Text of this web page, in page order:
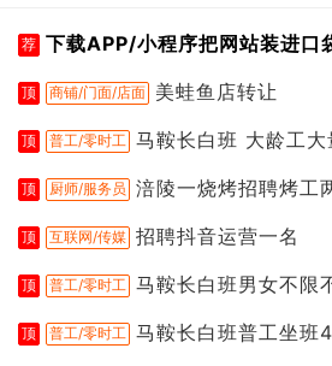
荐 下载APP/小程序把网站装进口
顶 商铺/门面/店面 美蛙鱼店转让
顶 普工/零时工 马鞍长白班 大龄工大
顶 厨师/服务员 涪陵一烧烤招聘烤工
顶 互联网/传媒 招聘抖音运营一名
顶 普工/零时工 马鞍长白班男女不限
顶 普工/零时工 马鞍长白班普工坐